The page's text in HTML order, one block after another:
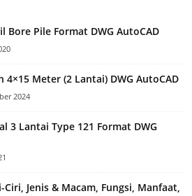
Bore Pile Format DWG AutoCAD
4×15 Meter (2 Lantai) DWG AutoCAD
2024
3 Lantai Type 121 Format DWG
Jenis & Macam, Fungsi, Manfaat,